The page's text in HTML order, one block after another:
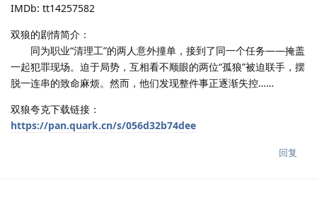
IMDb: tt14257582
双狼的剧情简介：
同为职业“清理工”的两人意外撞单，接到了同一个任务——掩盖
一起犯罪现场。迫于局势，互相看不顺眼的两位“孤狼”被迫联手，摆
脱一连串的致命麻烦。然而，他们发现整件事正逐渐失控……
双狼夸克下载链接：
https://pan.quark.cn/s/056d32b74dee
回复